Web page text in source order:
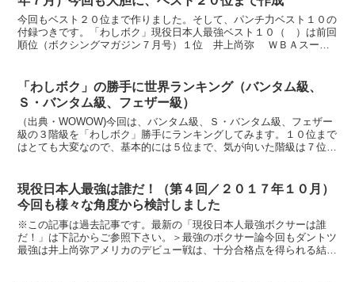
今回もベスト２０位まで作りました。そして、パンチ力ベスト１０の
付録つきです。「わしボク」現役日本人最強ベスト１０（ ）は前回
順位（ボクシングマガジン７月号）１位 井上尚弥 ＷＢＡスーパ
「わしボク」の勝手に世界ランキング（バンタム級、
Ｓ・バンタム級、フェザー級）
（出典・WOWOW)今回は、バンタム級、Ｓ・バンタム級、フェザー
級の３階級を「わしボク」勝手にランキングしてみます。１０位まで
はとても大変なので、基本的には５位まで、気が向いた階級は７位ま
現役日本人最強は誰だ！（第４回／２０１７年１０月）
今回も様々な角度から検討しました
※この記事は過去記事です。最新の「現役日本人最強ボクサーは誰
だ！」は下記からご参照下さい。＞最強のボクサー論今回もダントツ
最強は井上尚弥アメリカのデビュー戦は、十分合格点を得られる結果